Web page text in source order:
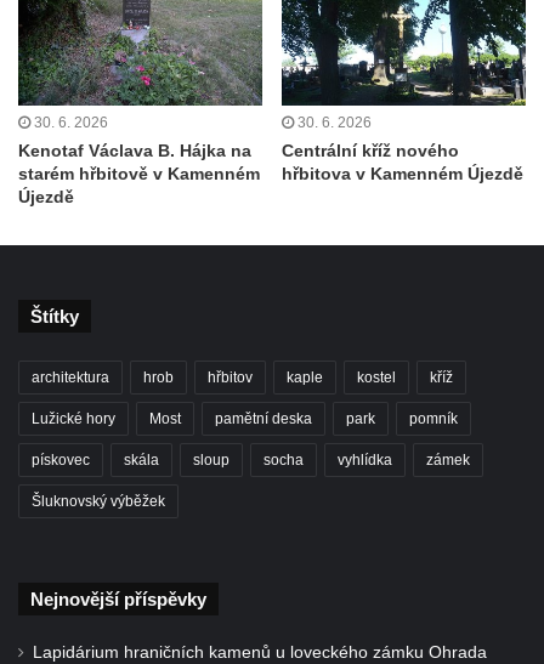
Teplicích nad Metují
Pomník obětem 2. světové války na hřbitově
v Teplicích nad Metují
Hrob Waltera Hilleho na hřbitově ve Vlčí
Hoře
Benešově nad Ploučnicí
Hrob Wendelina Janiche na hřbitově v
Benešově nad Ploučnicí
Hrob Franze Wünsche na hřbitově v
30. 6. 2026
Kenotaf Václava B. Hájka na
starém hřbitově v Kamenném
Újezdě
30. 6. 2026
Centrální kříž nového
hřbitova v Kamenném Újezdě
Štítky
architektura hrob hřbitov kaple kostel kříž
Lužické hory Most pamětní deska park pomník
pískovec skála sloup socha vyhlídka zámek
Šluknovský výběžek
Nejnovější příspěvky
Lapidárium hraničních kamenů u loveckého zámku Ohrada